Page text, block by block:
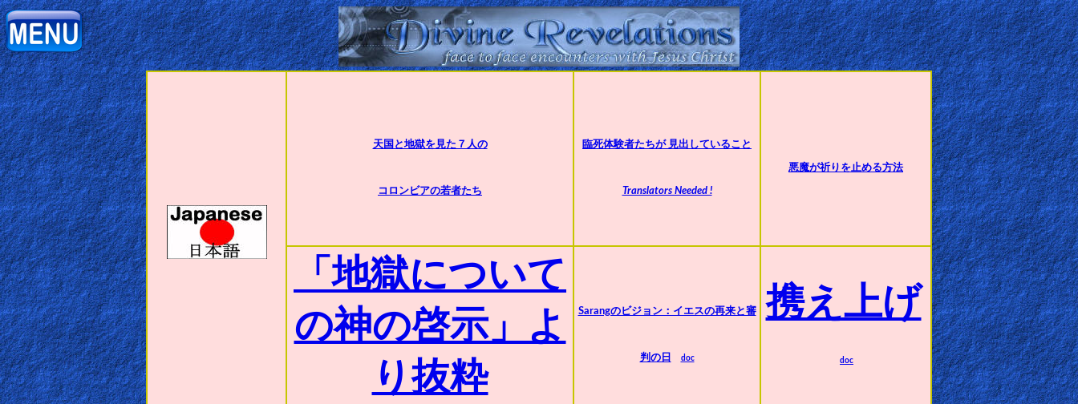
Home:
Mobile
Home: Original Style
ðŸ”
Search
Site
🎞
Christian
Netflix
🎞
天国と地獄を見た７人の
コロンビアの若者たち
臨死体験者たちが 見出していること
Translators Needed !
悪魔が祈りを止める方法
「地獄について
の神の啓示」よ
り抜粋
Sarangのビジョン：イエスの再来と審
判の日 doc
携え上げ
doc